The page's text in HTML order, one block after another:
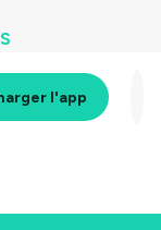
l'app